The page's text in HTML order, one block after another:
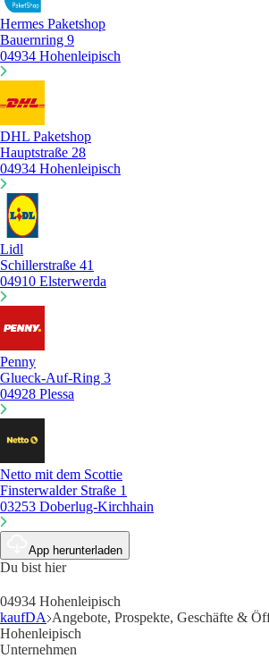
Hermes Paketshop
Bauernring 9
04934 Hohenleipisch
DHL Paketshop
Hauptstraße 28
04934 Hohenleipisch
Lidl
Schillerstraße 41
04910 Elsterwerda
Penny
Glueck-Auf-Ring 3
04928 Plessa
Netto mit dem Scottie
Finsterwalder Straße 1
03253 Doberlug-Kirchhain
App herunterladen
Du bist hier
04934 Hohenleipisch
kaufDA Angebote, Prospekte, Geschäfte &
Hohenleipisch
Unternehmen